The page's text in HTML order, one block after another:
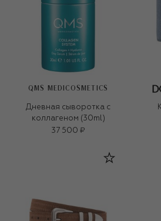
QMS MEDICOSMETICS
Дневная сыворотка с
коллагеном (30ml)
37 500 ₽